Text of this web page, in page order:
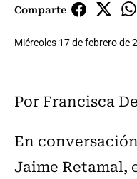
Comparte
Miércoles 17 de febrero de
Por Francisca
En
Jaime Retamal,